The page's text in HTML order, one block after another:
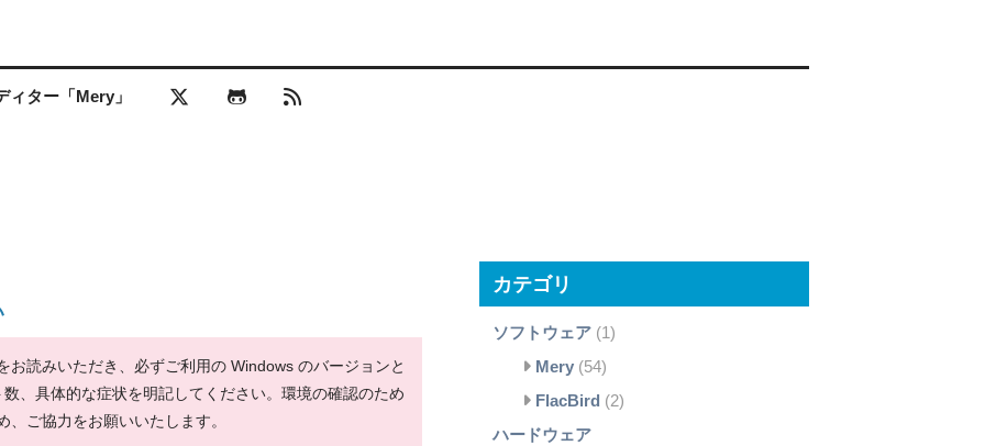
ィター「Mery」
お読みいただき、必ずご利用の Windows のバージョンと
、具体的な症状を明記してください。環境の確認のため
ご協力をお願いいたします。
カテゴリ
ソフトウェア(1)
Mery (54)
FlacBird (2)
ハードウェア